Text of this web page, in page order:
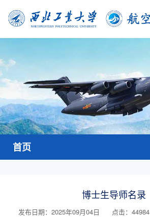
首页
博士生导师名录
发布日期：2025年09月04日 点击： 44984